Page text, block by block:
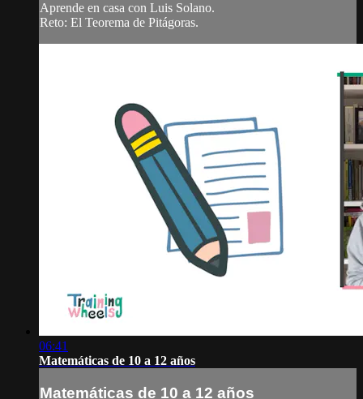
Aprende en casa con Luis Solano.
Reto: El Teorema de Pitágoras.
06:41
Matemáticas de 10 a 12 años
Matemáticas de 10 a 12 años